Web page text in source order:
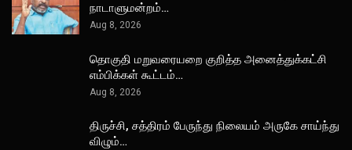
நாடாளுமன்றம்…
Aug 8, 2026
தொகுதி மறுவரையறை குறித்த அனைத்துக்கட்சி
எம்பிக்கள் கூட்டம்…
Aug 8, 2026
திருச்சி, சத்திரம் பேருந்து நிலையம் அருகே சாய்ந்து
விழும்…